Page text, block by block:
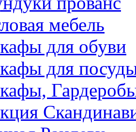
мебель
для обуви
для